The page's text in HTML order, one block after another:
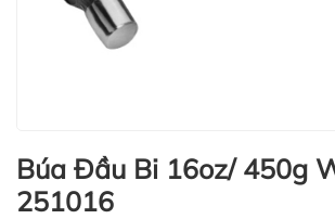
Búa Đầu Bi 16oz/ 450g
251016